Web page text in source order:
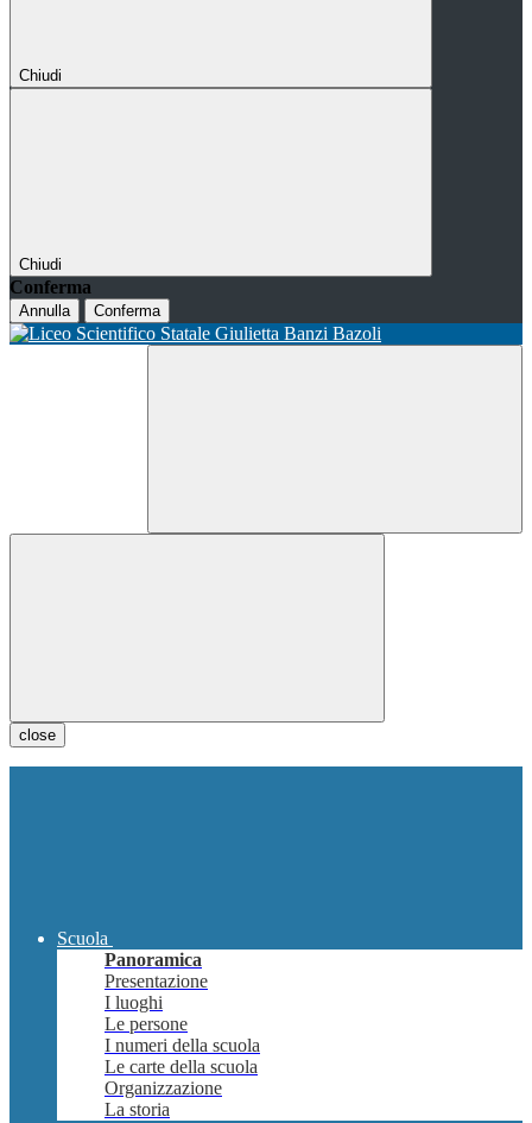
Chiudi
Chiudi
Conferma
Annulla Conferma
close
Scuola
Panoramica
Presentazione
I luoghi
Le persone
I numeri della scuola
Le carte della scuola
Organizzazione
La storia